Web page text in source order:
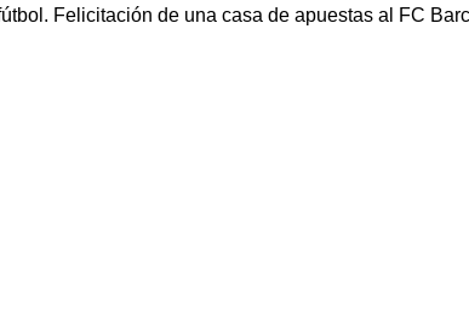
Felicitación de una casa de apuestas al FC